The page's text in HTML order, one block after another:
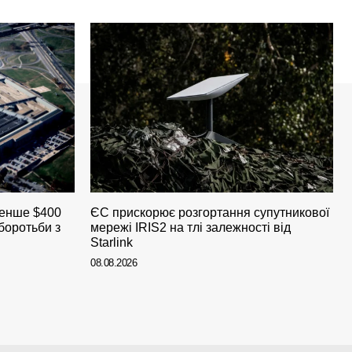
$400
з
ЄС прискорює розгортання супутникової
мережі IRIS2 на тлі залежності від
Starlink
08.08.2026